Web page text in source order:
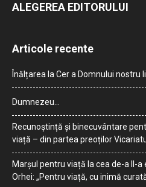
ALEGEREA EDITORULUI
Articole recente
Înălțarea la Cer a Domnului nostru
Dumnezeu…
Recunoștință și binecuvântare
viață – din partea preoților
Marșul pentru viață la cea de-a II-a
Orhei: „Pentru viață, cu inimă